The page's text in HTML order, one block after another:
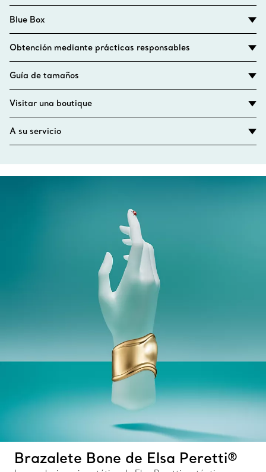
Blue Box
Obtención mediante prácticas responsables
Guía de tamaños
Visitar una boutique
A su servicio
Brazalete Bone de Elsa Peretti®